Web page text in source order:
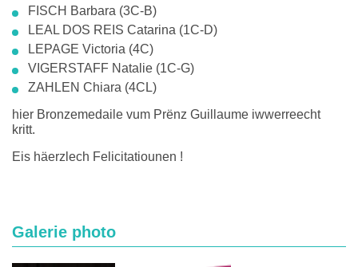
FISCH Barbara (3C-B)
LEAL DOS REIS Catarina (1C-D)
LEPAGE Victoria (4C)
VIGERSTAFF Natalie (1C-G)
ZAHLEN Chiara (4CL)
hier Bronzemedaile vum Prënz Guillaume iwwerreecht
kritt.
Eis häerzlech Felicitatiounen !
Galerie photo